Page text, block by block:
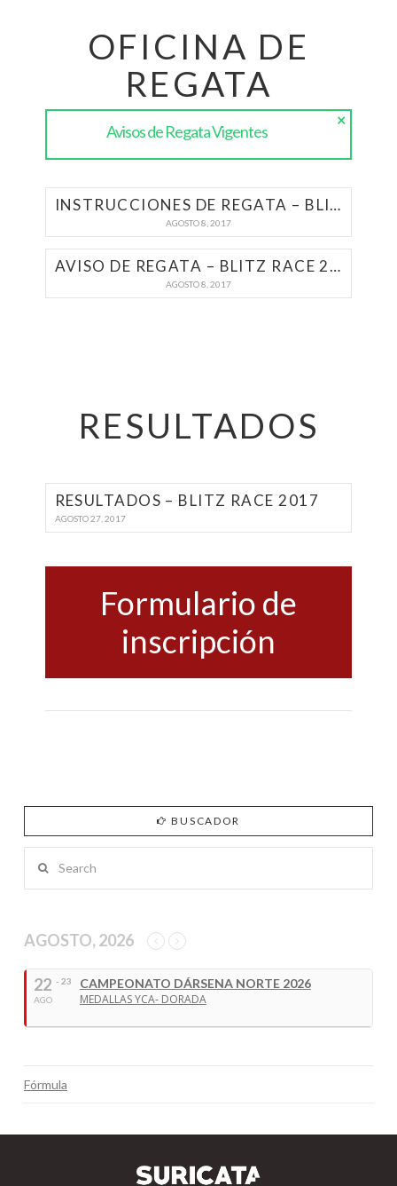
OFICINA DE
REGATA
×
Avisos de Regata Vigentes
INSTRUCCIONES DE REGATA – BLITZ RACE 2017
AGOSTO 8, 2017
AVISO DE REGATA – BLITZ RACE 2017
AGOSTO 8, 2017
RESULTADOS
RESULTADOS – BLITZ RACE 2017
AGOSTO 27, 2017
Formulario de
inscripción
BUSCADOR
AGOSTO, 2026
22
AGO
- 23
CAMPEONATO DÁRSENA NORTE 2026
MEDALLAS YCA- DORADA
Fórmula